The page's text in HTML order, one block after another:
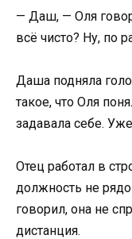
— Даш, — Оля
всё чисто? Ну, по
Даша подняла
такое, что Оля
задавала себе.
Отец работал в
должность не
говорил, она не
дистанция.